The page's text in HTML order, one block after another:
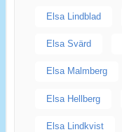
Elsa Lindblad
Elsa Svärd
Elsa Malmberg
Elsa Hellberg
Elsa Lindkvist